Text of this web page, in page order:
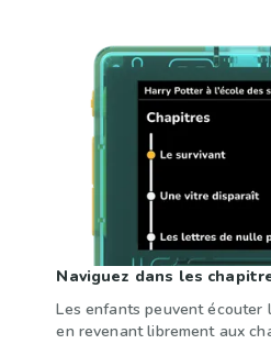
Naviguez dans les
Les enfants peuvent écouter
en revenant librement aux